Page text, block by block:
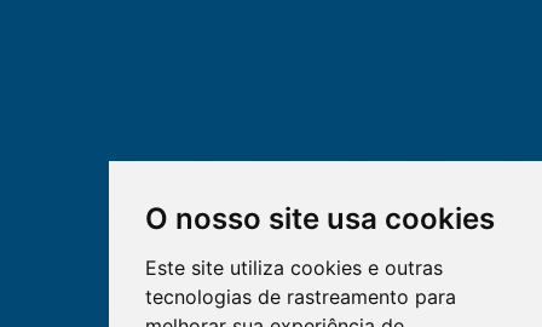
O nosso site usa cookies
Este site utiliza cookies e outras
tecnologias de rastreamento para